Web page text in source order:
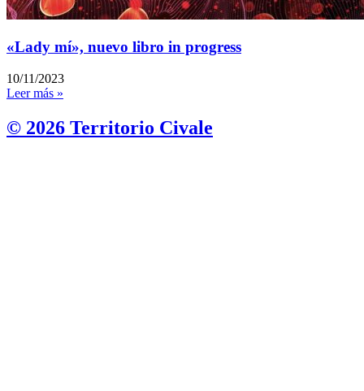
«Lady mí», nuevo libro in progress
10/11/2023
Leer más »
© 2026 Territorio Civale